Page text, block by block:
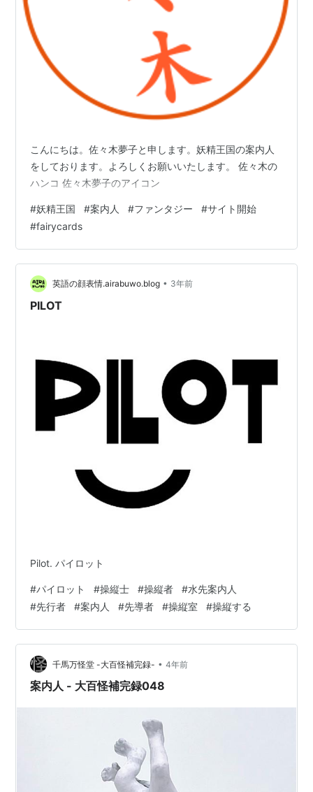
こんにちは。佐々木夢子と申します。妖精王国の案内人
をしております。よろしくお願いいたします。 佐々木の
ハンコ 佐々木夢子のアイコン
#妖精王国 #案内人 #ファンタジー #サイト開始
#fairycards
英語の顔表情.airabuwo.blog • 3年前
PILOT
Pilot. パイロット
#パイロット #操縦士 #操縦者 #水先案内人
#先行者 #案内人 #先導者 #操縦室 #操縦する
千馬万怪堂 -大百怪補完録- • 4年前
案内人 - 大百怪補完録048